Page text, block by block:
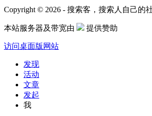
Copyright © 2026 - 搜索客，搜索人自己的
本站服务器及带宽由 提供赞助
访问桌面版网站
发现
活动
文章
发起
我